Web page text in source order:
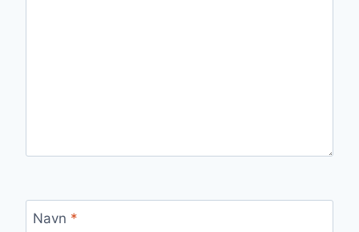
Navn *